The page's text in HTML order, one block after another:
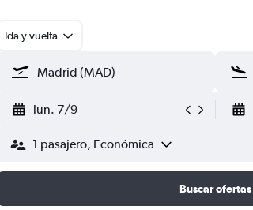
Ida y vuelta
lun. 7/9
1 pasajero, Económica
Buscar ofertas